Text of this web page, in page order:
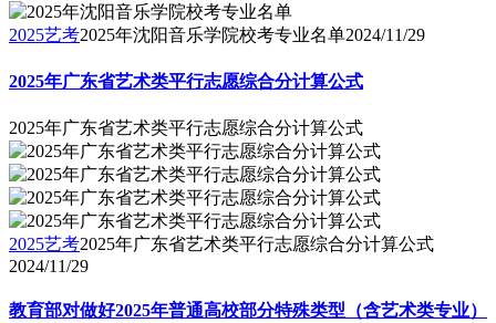
2025艺考2025年沈阳音乐学院校考专业名单2024/11/29
2025年广东省艺术类平行志愿综合分计算公式
2025年广东省艺术类平行志愿综合分计算公式
2025艺考2025年广东省艺术类平行志愿综合分计算公式
2024/11/29
教育部对做好2025年普通高校部分特殊类型（含艺术类专业）